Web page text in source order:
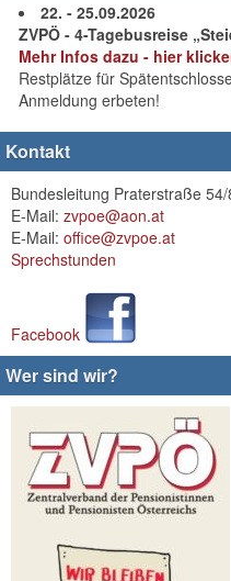
22. - 25.09.2026
ZVPÖ - 4-Tagebusreise
Mehr Infos dazu - hier
Restplätze für
Anmeldung erbeten!
Kontakt
Bundesleitung Praterstraße
E-Mail: zvpoe@aon.at
E-Mail: office@zvpoe.at
Sprechstunden
Facebook
Wer sind wir?